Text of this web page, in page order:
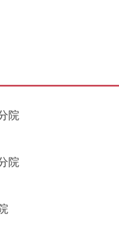
院
院